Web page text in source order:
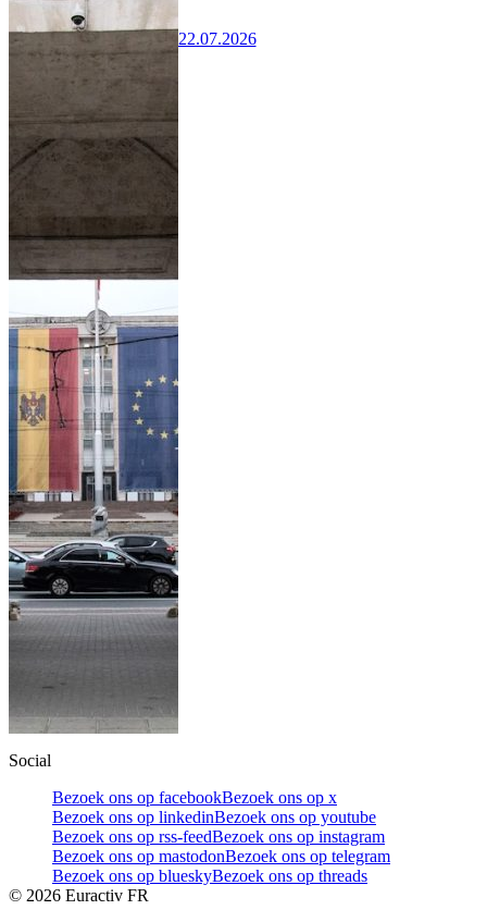
22.07.2026
Social
Bezoek ons op facebookBezoek ons op x
Bezoek ons op linkedinBezoek ons op youtube
Bezoek ons op rss-feedBezoek ons op instagram
Bezoek ons op mastodonBezoek ons op telegram
Bezoek ons op blueskyBezoek ons op threads
© 2026 Euractiv FR